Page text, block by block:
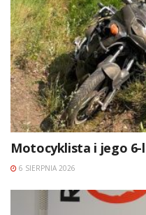
Motocyklista i jego
6 SIERPNIA 2026